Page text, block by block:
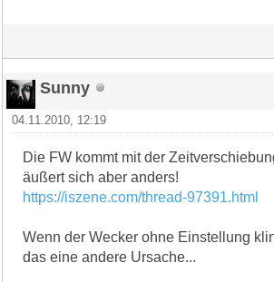
Sunny
04.11.2010, 12:19
Die FW kommt mit der
äußert sich aber anders!
https://iszene.com/thread-97391.html
Wenn der Wecker ohne Einstellung
das eine andere Ursache...